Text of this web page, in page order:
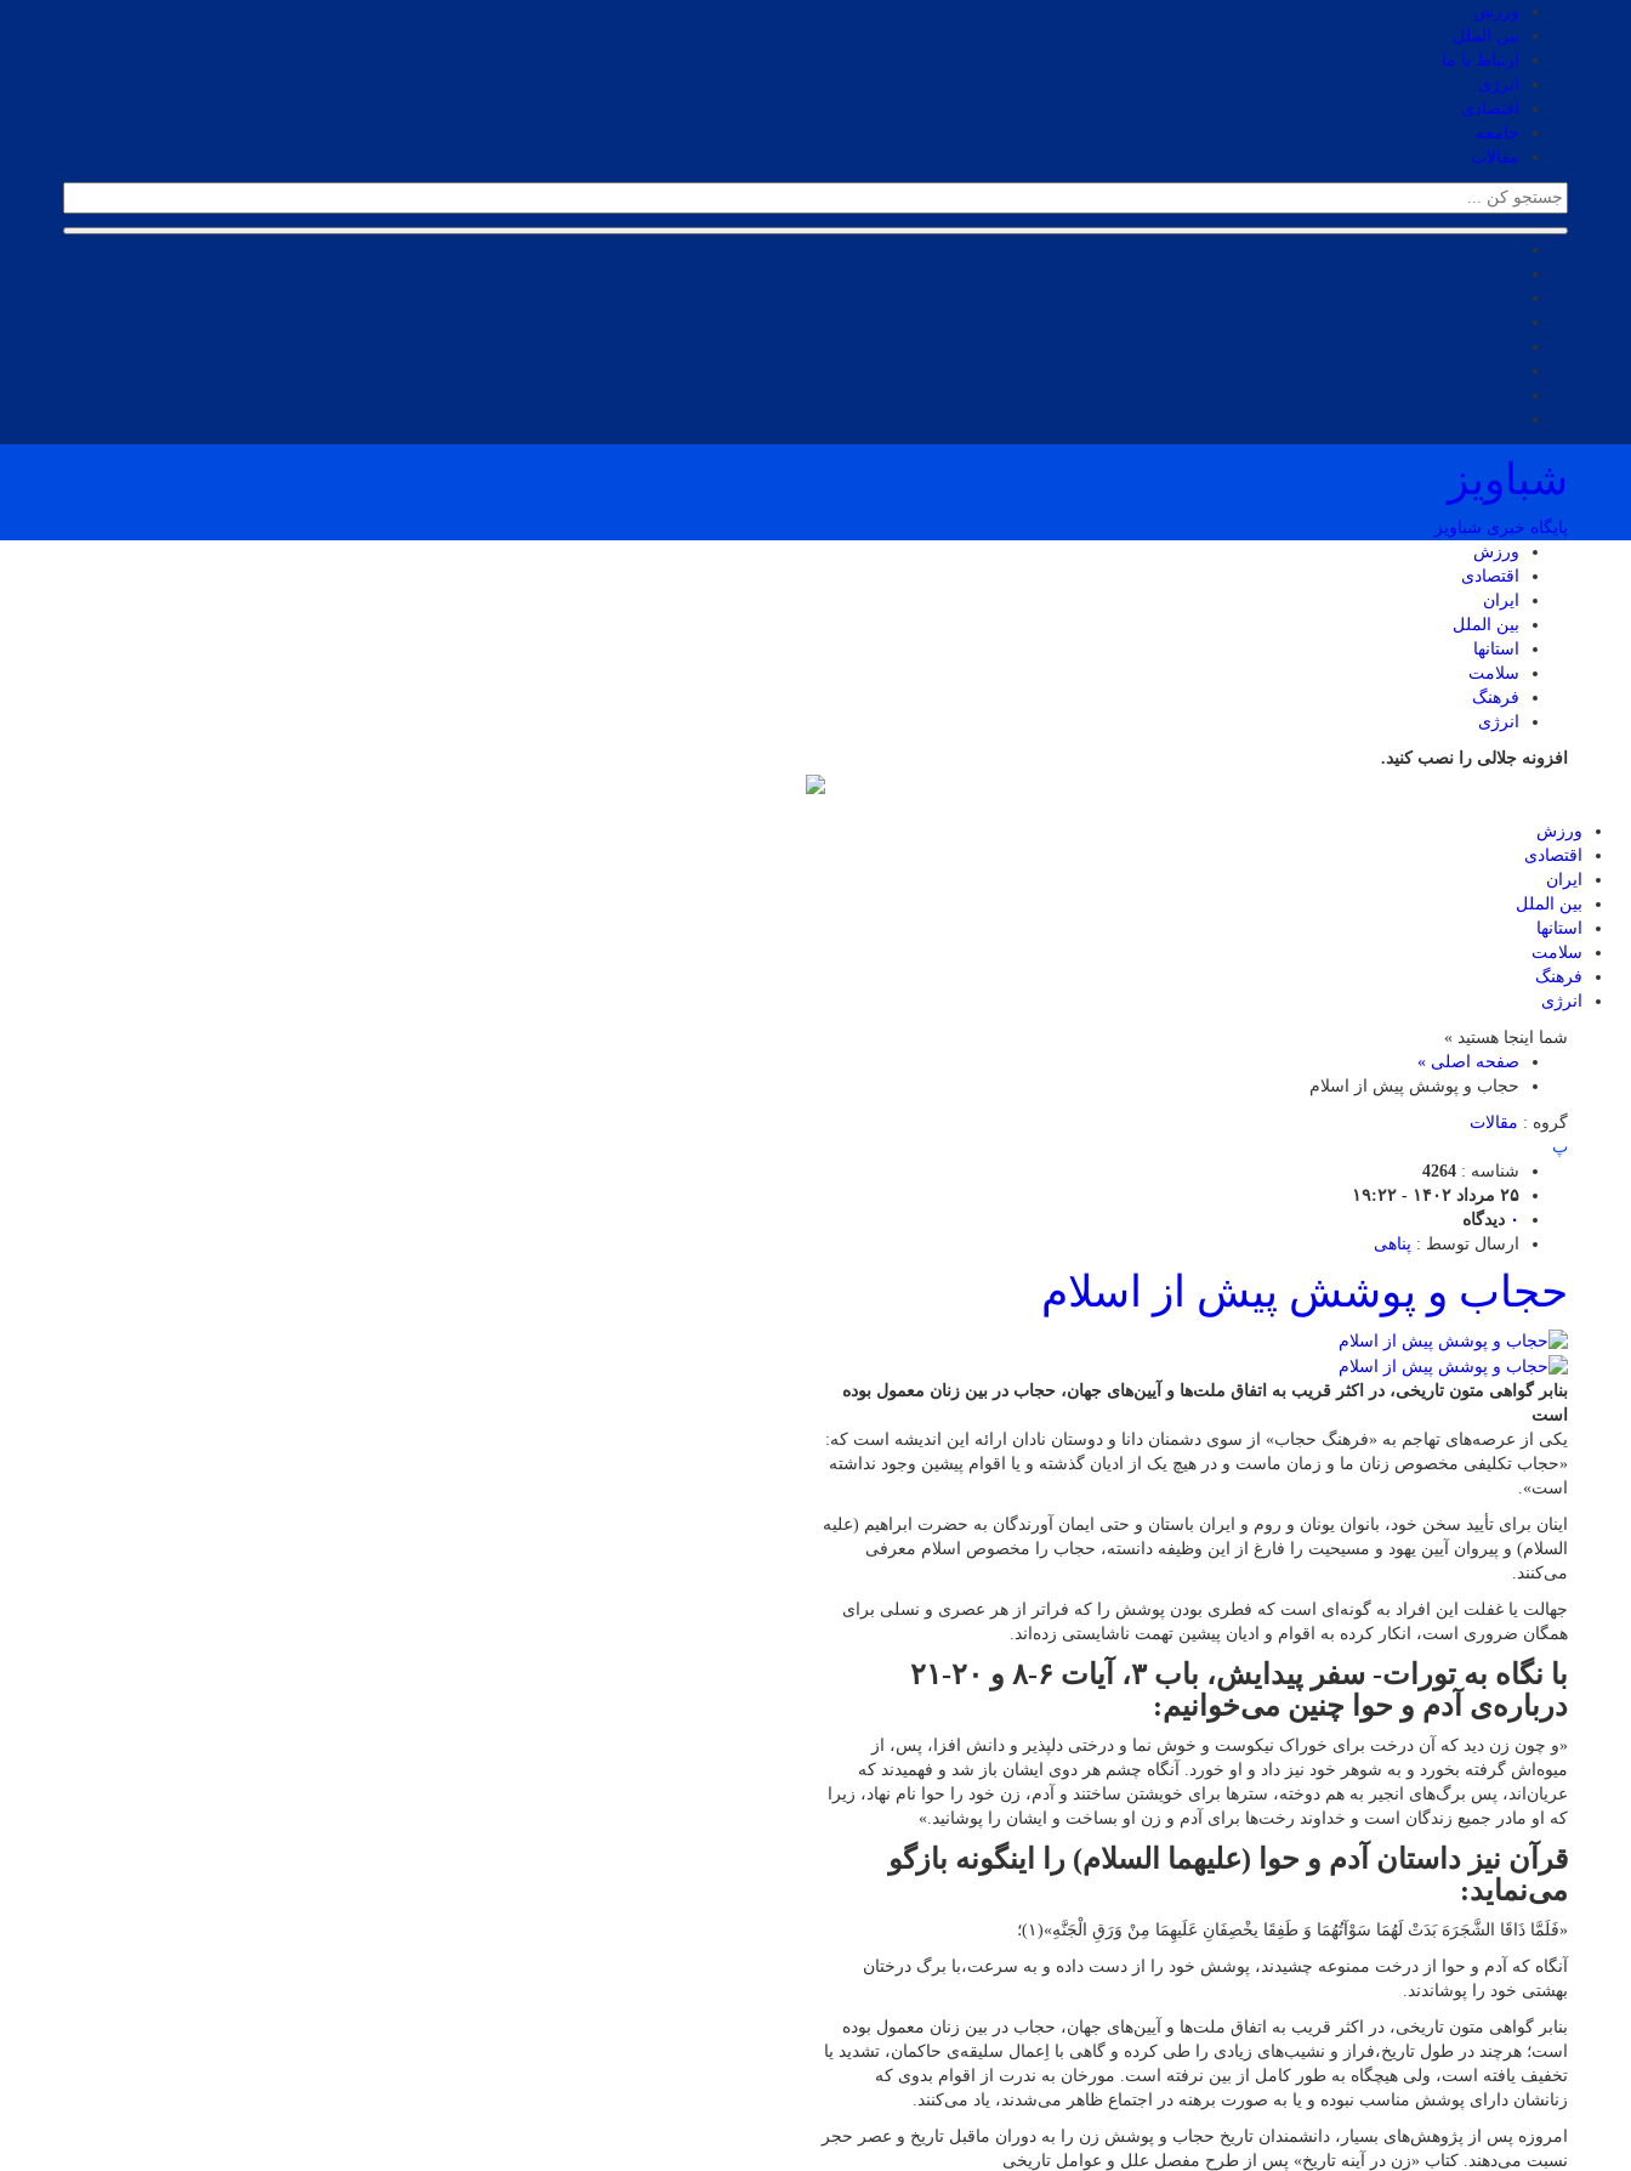
ورزش
بین الملل
ارتباط با ما
انرژی
اقتصادی
جامعه
مقالات
شباویز
پایگاه خبری شباویز
ورزش
اقتصادی
ایران
بین الملل
استانها
سلامت
فرهنگ
انرژی
افزونه جلالی را نصب کنید.
ورزش
اقتصادی
ایران
بین الملل
استانها
سلامت
فرهنگ
انرژی
شما اینجا هستید »
صفحه اصلی »
حجاب و پوشش پیش از اسلام
گروه : مقالات
پ
شناسه : 4264
۲۵ مرداد ۱۴۰۲ - ۱۹:۲۲
۰ دیدگاه
ارسال توسط : پناهی
حجاب و پوشش پیش از اسلام
بنابر گواهی متون تاریخی، در اکثر قریب به اتفاق ملت‌ها و آیین‌های جهان، حجاب در بین زنان معمول بوده
است
یکی از عرصه‌های تهاجم به «فرهنگ حجاب» از سوی دشمنان دانا و دوستان نادان ارائه این اندیشه است که:
«حجاب تکلیفی مخصوص زنان ما و زمان ماست و در هیچ یک از ادیان گذشته و یا اقوام پیشین وجود نداشته
است».
اینان برای تأیید سخن خود، بانوان یونان و روم و ایران باستان و حتی ایمان آورندگان به حضرت ابراهیم (علیه
السلام) و پیروان آیین یهود و مسیحیت را فارغ از این وظیفه دانسته، حجاب را مخصوص اسلام معرفی
می‌کنند.
جهالت یا غفلت این افراد به گونه‌ای است که فطری بودن پوشش را که فراتر از هر عصری و نسلی برای
همگان ضروری است، انکار کرده به اقوام و ادیان پیشین تهمت ناشایستی زده‌اند.
با نگاه به تورات- سفر پیدایش، باب ۳، آیات ۶-۸ و ۲۰-۲۱
درباره‌ی آدم و حوا چنین می‌خوانیم:
«و چون زن دید که آن درخت برای خوراک نیکوست و خوش نما و درختی دلپذیر و دانش افزا، پس، از
میوه‌اش گرفته بخورد و به شوهر خود نیز داد و او خورد. آنگاه چشم هر دوی ایشان باز شد و فهمیدند که
عریان‌اند، پس برگ‌های انجیر به هم دوخته، سترها برای خویشتن ساختند و آدم، زن خود را حوا نام نهاد، زیرا
که او مادر جمیع زندگان است و خداوند رخت‌ها برای آدم و زن او بساخت و ایشان را پوشانید.»
قرآن نیز داستان آدم و حوا (علیهما السلام) را اینگونه بازگو
می‌نماید:
«فَلَمَّا ذَاقَا الشَّجَرَهَ بَدَتْ لَهُمَا سَوْآتُهُمَا وَ طَفِقَا یخْصِفَانِ عَلَیهِمَا مِنْ وَرَقِ الْجَنَّهِ»(۱)؛
آنگاه که آدم و حوا از درخت ممنوعه چشیدند، پوشش خود را از دست داده و به سرعت،‌با برگ درختان
بهشتی خود را پوشاندند.
بنابر گواهی متون تاریخی، در اکثر قریب به اتفاق ملت‌ها و آیین‌های جهان، حجاب در بین زنان معمول بوده
است؛ هرچند در طول تاریخ،‌فراز و نشیب‌های زیادی را طی کرده و گاهی با اِعمال سلیقه‌ی حاکمان، تشدید یا
تخفیف یافته است، ولی هیچگاه به طور کامل از بین نرفته است. مورخان به ندرت از اقوام بدوی که
زنانشان دارای پوشش مناسب نبوده و یا به صورت برهنه در اجتماع ظاهر می‌شدند، یاد می‌کنند.
امروزه پس از پژوهش‌های بسیار، دانشمندان تاریخ حجاب و پوشش زن را به دوران ماقبل تاریخ و عصر حجر
نسبت می‌دهند. کتاب «زن در آینه تاریخ» پس از طرح مفصل علل و عوامل تاریخی